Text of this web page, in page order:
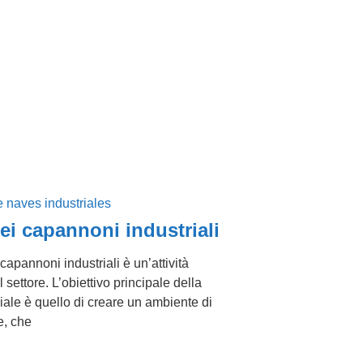
capannoni industriali
industriali è un’attività
settore. L’obiettivo principale della
è quello di creare un ambiente di
che